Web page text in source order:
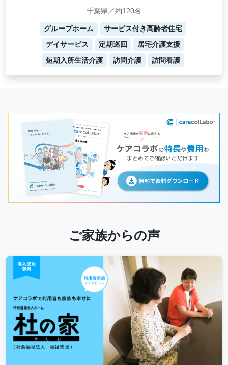
千葉県／約120名
グループホーム
サービス付き高齢者住宅
デイサービス
定期巡回
居宅介護支援
短期入所生活介護
訪問介護 訪問看護
ご家族からの声